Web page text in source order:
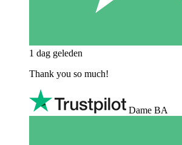
1 dag geleden
Thank you so much!
Dame BA